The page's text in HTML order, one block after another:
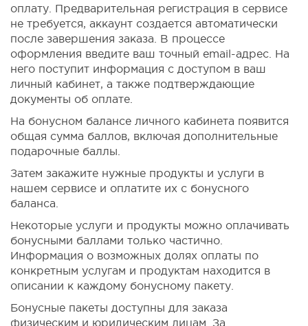
оплату. Предварительная регистрация в сервисе
не требуется, аккаунт создается автоматически
после завершения заказа. В процессе
оформления введите ваш точный email-адрес. На
него поступит информация с доступом в ваш
личный кабинет, а также подтверждающие
документы об оплате.
На бонусном балансе личного кабинета появится
общая сумма баллов, включая дополнительные
подарочные баллы.
Затем закажите нужные продукты и услуги в
нашем сервисе и оплатите их с бонусного
баланса.
Некоторые услуги и продукты можно оплачивать
бонусными баллами только частично.
Информация о возможных долях оплаты по
конкретным услугам и продуктам находится в
описании к каждому бонусному пакету.
Бонусные пакеты доступны для заказа
физическим и юридическим лицам. За